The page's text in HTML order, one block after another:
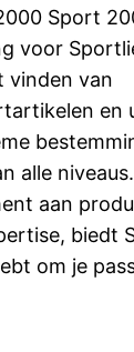
Sport
voor
vinden van
en
alle
aan
biedt
om je